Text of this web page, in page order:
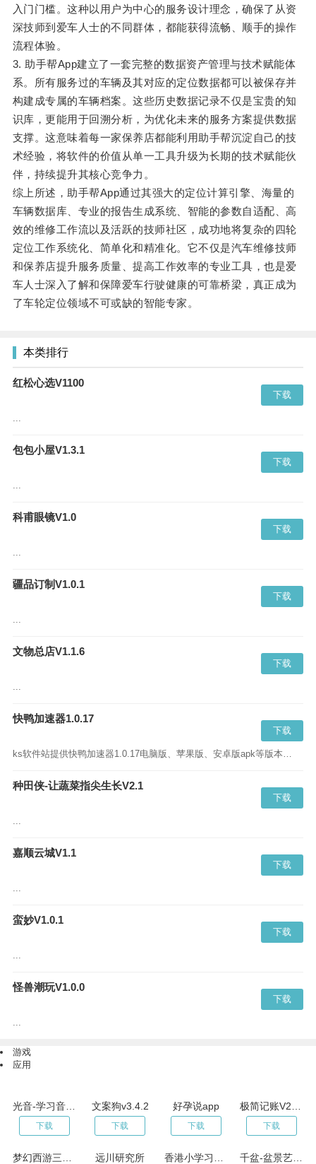
入门门槛。这种以用户为中心的服务设计理念，确保了从资
深技师到爱车人士的不同群体，都能获得流畅、顺手的操作
流程体验。
3. 助手帮App建立了一套完整的数据资产管理与技术赋能体
系。所有服务过的车辆及其对应的定位数据都可以被保存并
构建成专属的车辆档案。这些历史数据记录不仅是宝贵的知
识库，更能用于回溯分析，为优化未来的服务方案提供数据
支撑。这意味着每一家保养店都能利用助手帮沉淀自己的技
术经验，将软件的价值从单一工具升级为长期的技术赋能伙
伴，持续提升其核心竞争力。
综上所述，助手帮App通过其强大的定位计算引擎、海量的
车辆数据库、专业的报告生成系统、智能的参数自适配、高
效的维修工作流以及活跃的技师社区，成功地将复杂的四轮
定位工作系统化、简单化和精准化。它不仅是汽车维修技师
和保养店提升服务质量、提高工作效率的专业工具，也是爱
车人士深入了解和保障爱车行驶健康的可靠桥梁，真正成为
了车轮定位领域不可或缺的智能专家。
本类排行
红松心选V1100
...
下载
包包小屋V1.3.1
...
下载
科甫眼镜V1.0
...
下载
疆品订制V1.0.1
...
下载
文物总店V1.1.6
...
下载
快鸭加速器1.0.17
ks软件站提供快鸭加速器1.0.17电脑版、苹果版、安卓版apk等版本的下载,kuaiya_v1.0.2官网下载安卓版蓝奏云、百度云请直接点击“立即下载”...
下载
种田侠-让蔬菜指尖生长V2.1
...
下载
嘉顺云城V1.1
...
下载
蛮妙V1.0.1
...
下载
怪兽潮玩V1.0.0
...
下载
游戏
应用
光音-学习音乐记录过程v1.0.0
下载
文案狗v3.4.2
下载
好孕说app
下载 下载
远川研究所